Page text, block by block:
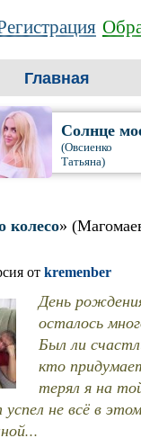
Главная
Солнце
(Овсиенко
Татьяна)
колесо»
от kremenber
День
осталось
Был ли
кто
терял я на
успел не всё в